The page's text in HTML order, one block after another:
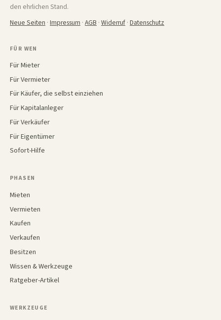
den ehrlichen Stand.
Neue Seiten · Impressum · AGB · Widerruf · Datenschutz
FÜR WEN
Für Mieter
Für Vermieter
Für Käufer, die selbst einziehen
Für Kapitalanleger
Für Verkäufer
Für Eigentümer
Sofort-Hilfe
PHASEN
Mieten
Vermieten
Kaufen
Verkaufen
Besitzen
Wissen & Werkzeuge
Ratgeber-Artikel
WERKZEUGE